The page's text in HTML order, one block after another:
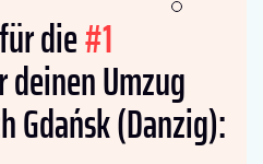
die#1
Umzug
Gdańsk (Danzig):